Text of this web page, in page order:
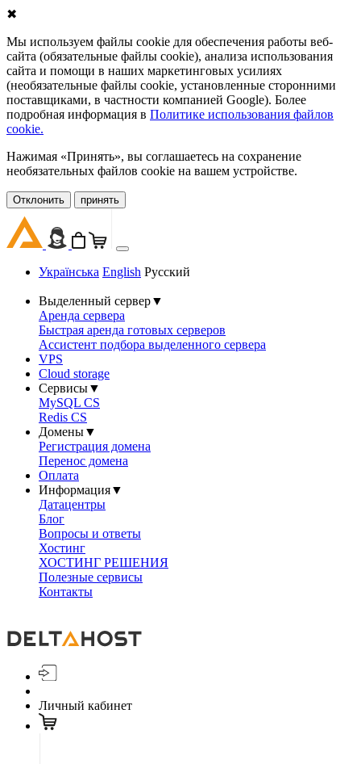
✖
Мы используем файлы cookie для обеспечения работы веб-
сайта (обязательные файлы cookie), анализа использования
сайта и помощи в наших маркетинговых усилиях
(необязательные файлы cookie, установленные сторонними
поставщиками, в частности компанией Google). Более
подробная информация в Политике использования файлов
cookie.
Нажимая «Принять», вы соглашаетесь на сохранение
необязательных файлов cookie на вашем устройстве.
Oтклонить принять
Українська English Русский
Выделенный сервер▼
Аренда сервера
Быстрая аренда готовых серверов
Ассистент подбора выделенного сервера
VPS
Cloud storage
Сервисы▼
MySQL CS
Redis CS
Домены▼
Регистрация домена
Перенос домена
Оплата
Информация▼
Датацентры
Блог
Вопросы и ответы
Хостинг
ХОСТИНГ РЕШЕНИЯ
Полезные сервисы
Контакты
Личный кабинет